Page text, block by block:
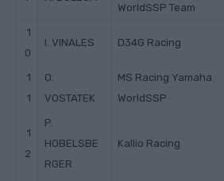
WorldSSP Team
1
0
I. VINALES D34G Racing
1
1
O.
VOSTATEK
MS Racing Yamaha
WorldSSP
1
2
P.
HOBELSBE
RGER
Kallio Racing